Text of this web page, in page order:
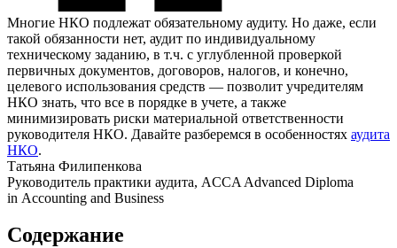
Многие НКО подлежат обязательному аудиту. Но даже, если
такой обязанности нет, аудит по индивидуальному
техническому заданию, в т.ч. с углубленной проверкой
первичных документов, договоров, налогов, и конечно,
целевого использования средств — позволит учредителям
НКО знать, что все в порядке в учете, а также
минимизировать риски материальной ответственности
руководителя НКО. Давайте разберемся в особенностях аудита
НКО.
Татьяна Филипенкова
Руководитель практики аудита, ACCA Advanced Diploma
in Accounting and Business
Содержание